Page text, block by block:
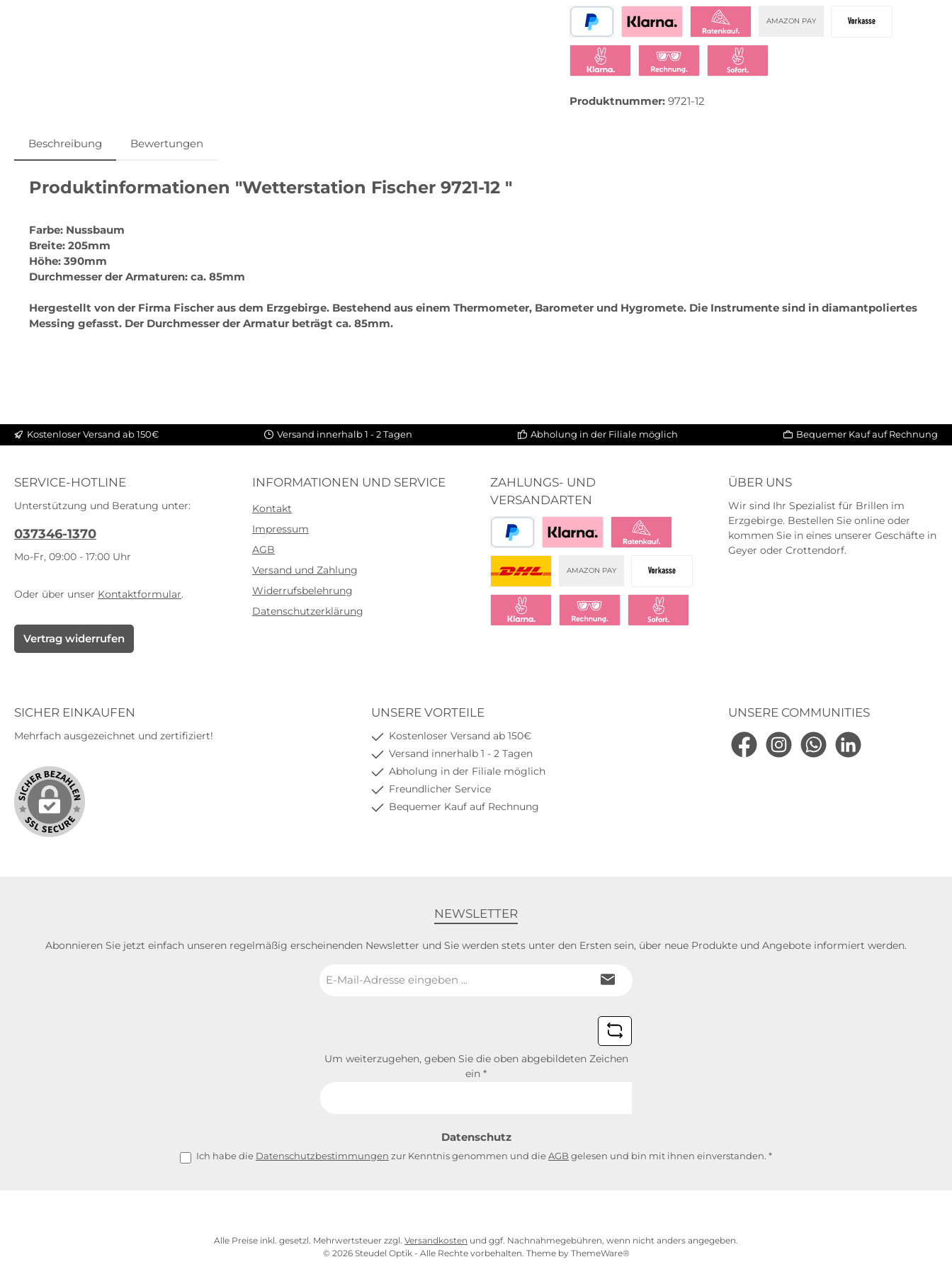
AMAZON PAY
PayPal Bezahlen mit KlarnaKlarna Ratenkauf
Produktnummer: 9721-12
Beschreibung Bewertungen
Produktinformationen "Wetterstation Fischer 9721-12 "
Farbe: Nussbaum
Breite: 205mm
Höhe: 390mm
Durchmesser der Armaturen: ca. 85mm
Hergestellt von der Firma Fischer aus dem Erzgebirge. Bestehend aus einem Thermometer, Barometer und Hygromete. Die Instrumente sind in diamantpoliertes
Messing gefasst. Der Durchmesser der Armatur beträgt ca. 85mm.
Kostenloser Versand ab 150€ Versand innerhalb 1 - 2 Tagen Abholung in der Filiale möglich Bequemer Kauf auf Rechnung
SERVICE-HOTLINE
Unterstützung und Beratung unter:
037346-1370
Mo-Fr, 09:00 - 17:00 Uhr
Oder über unser Kontaktformular.
Vertrag widerrufen
INFORMATIONEN UND SERVICE
Kontakt
Impressum
AGB
Versand und Zahlung
Widerrufsbelehrung
Datenschutzerklärung
ZAHLUNGS- UND
VERSANDARTEN
AMAZON PAY
PayPal
Vorkasse
Bezahlen mit Klarna
DHL
ÜBER UNS
Wir sind Ihr Spezialist für Brillen im
Erzgebirge. Bestellen Sie online oder
kommen Sie in eines unserer Geschäfte in
Geyer oder Crottendorf.
SICHER EINKAUFEN
Mehrfach ausgezeichnet und zertifiziert!
UNSERE VORTEILE
Kostenloser Versand ab 150€
Versand innerhalb 1 - 2 Tagen
Abholung in der Filiale möglich
Freundlicher Service
Bequemer Kauf auf Rechnung
UNSERE COMMUNITIES
FacebookInstagramWhatsAppLinkedIn
NEWSLETTER
Abonnieren Sie jetzt einfach unseren regelmäßig erscheinenden Newsletter und Sie werden stets unter den Ersten sein, über neue Produkte und Angebote informiert werden.
Mail-
Um weiterzugehen, geben Sie die oben abgebildeten Zeichen
ein *
Datenschutz
Ich habe die Datenschutzbestimmungen zur Kenntnis genommen und dieAGB gelesen und bin mit ihnen einverstanden. *
Alle Preise inkl. gesetzl. Mehrwertsteuer zzgl. Versandkosten und ggf. Nachnahmegebühren, wenn nicht anders angegeben.
© 2026 Steudel Optik - Alle Rechte vorbehalten. Theme by ThemeWare®